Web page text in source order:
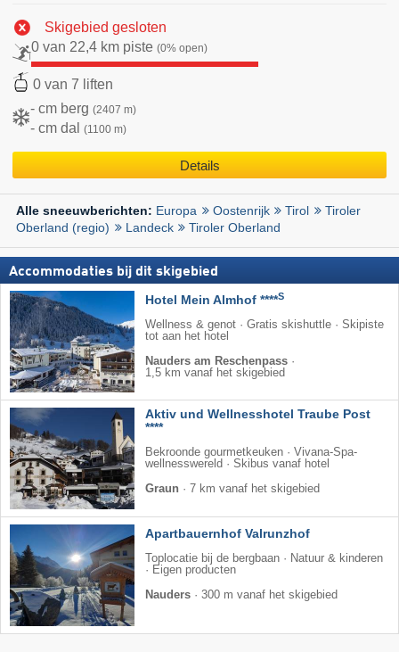
Skigebied gesloten
0 van 22,4 km piste (0% open)
0 van 7 liften
- cm berg (2407 m)
- cm dal (1100 m)
Details
Alle sneeuwberichten: Europa Oostenrijk Tirol
Tiroler
Oberland (regio)
Landeck Tiroler Oberland
Accommodaties bij dit skigebied
Hotel Mein Almhof ****S
Wellness & genot · Gratis skishuttle · Skipiste
tot aan het hotel
Nauders am Reschenpass ·
1,5 km vanaf het skigebied
Aktiv und Wellnesshotel Traube Post
****
Bekroonde gourmetkeuken · Vivana-Spa-
wellnesswereld · Skibus vanaf hotel
Graun · 7 km vanaf het skigebied
Apartbauernhof Valrunzhof
Toplocatie bij de bergbaan · Natuur & kinderen
· Eigen producten
Nauders · 300 m vanaf het skigebied